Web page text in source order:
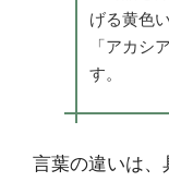
げる黄色
「アカシ
す。
言葉の違いは、